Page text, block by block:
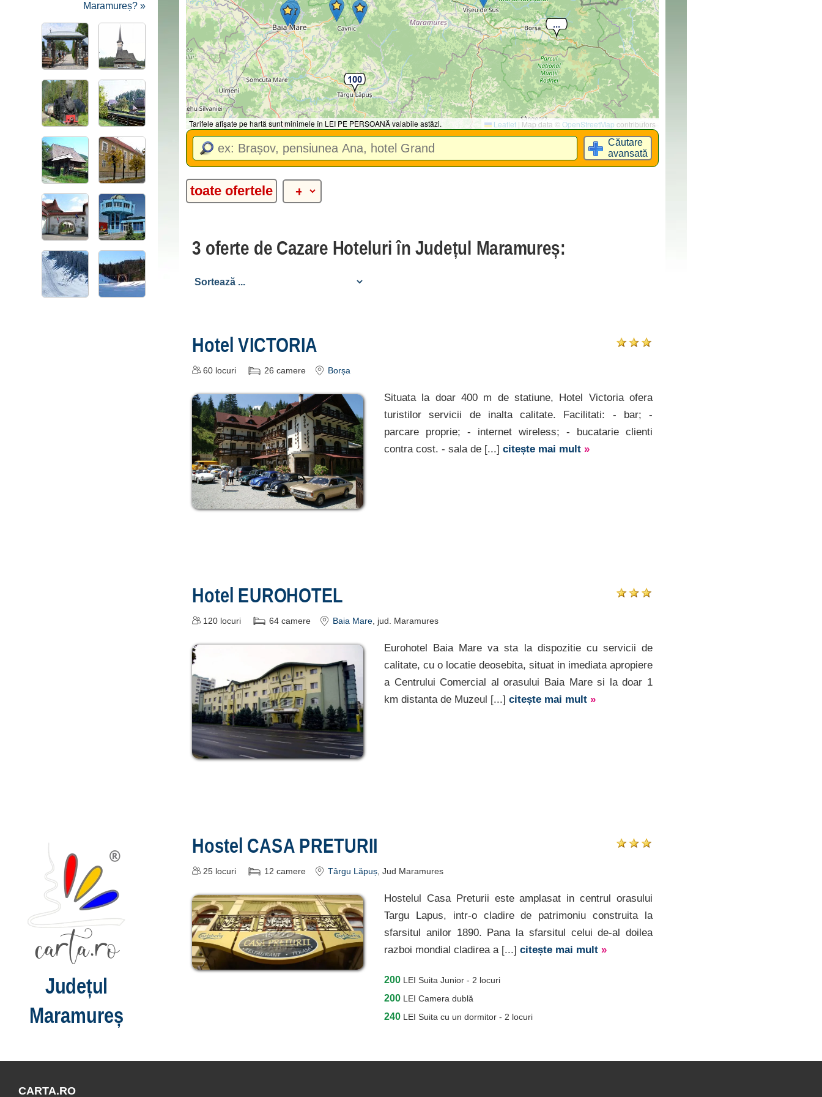
Tarifele afișate pe hartă sunt minimele în LEI PE PERSOANĂ valabile astăzi. Leaflet | Map data ©OpenStreetMap contributors
Căutare
avansată
toate ofertele
3 oferte de Cazare Hoteluri în Județul Maramureș:
Hotel VICTORIA
60 locuri 26 camere Borșa
Situata la doar 400 m de statiune, Hotel Victoria ofera
turistilor servicii de inalta calitate. Facilitati: - bar; -
parcare proprie; - internet wireless; - bucatarie clienti
contra cost. - sala de [...] citește mai mult »
Hotel EUROHOTEL
120 locuri 64 camere Baia Mare , jud. Maramures
Eurohotel Baia Mare va sta la dispozitie cu servicii de
calitate, cu o locatie deosebita, situat in imediata apropiere
a Centrului Comercial al orasului Baia Mare si la doar 1
km distanta de Muzeul [...] citește mai mult »
Hostel CASA PRETURII
25 locuri 12 camere Târgu Lăpuș , Jud Maramures
Hostelul Casa Preturii este amplasat in centrul orasului
Targu Lapus, intr-o cladire de patrimoniu construita la
sfarsitul anilor 1890. Pana la sfarsitul celui de-al doilea
razboi mondial cladirea a [...] citește mai mult »
200 LEI Suita Junior - 2 locuri
200 LEI Camera dublă
240 LEI Suita cu un dormitor - 2 locuri
Maramureș? »
Județul
Maramureș
CARTA.RO